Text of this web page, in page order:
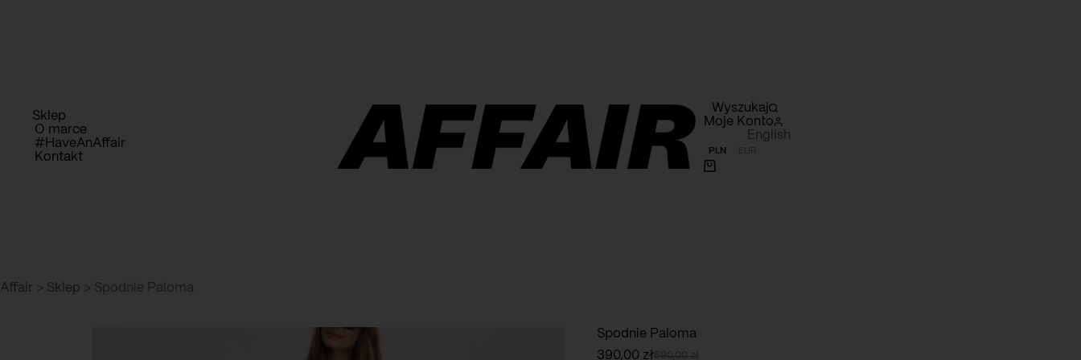
Sklep
O marce
#HaveAnAffair
Kontakt
Wyszukaj
Moje Konto
English
PLN EUR
Koszyk
Affair > Sklep > Spodnie Paloma
Spodnie Paloma
590,00zł
390,00 zł